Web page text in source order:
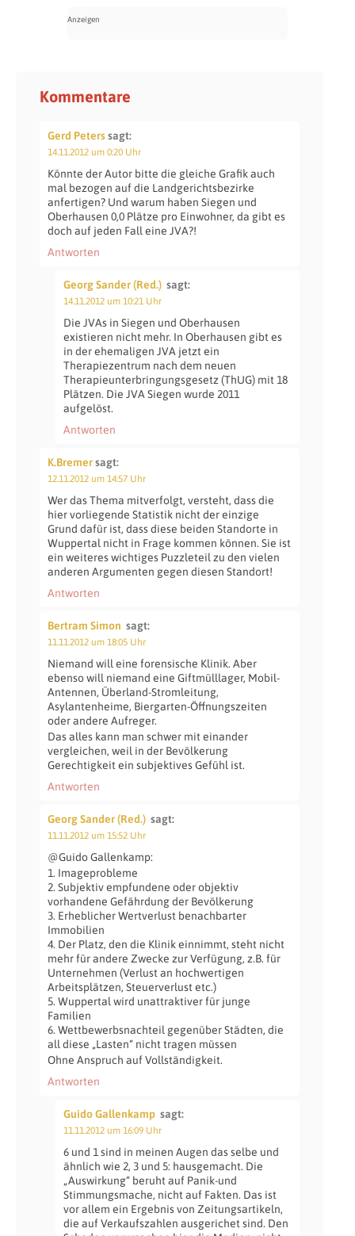
Kommentare
Gerd Peterssagt:
14.11.2012 um 0:20 Uhr
Könnte der Autor bitte die gleiche Grafik auch
mal bezogen auf die Landgerichtsbezirke
anfertigen? Und warum haben Siegen und
Oberhausen 0,0 Plätze pro Einwohner, da gibt es
doch auf jeden Fall eine JVA?!
Antworten
Georg Sander (Red.) sagt:
14.11.2012 um 10:21 Uhr
Die JVAs in Siegen und Oberhausen
existieren nicht mehr. In Oberhausen gibt es
in der ehemaligen JVA jetzt ein
Therapiezentrum nach dem neuen
Therapieunterbringungsgesetz (ThUG) mit 18
Plätzen. Die JVA Siegen wurde 2011
aufgelöst.
Antworten
K.Bremersagt:
12.11.2012 um 14:57 Uhr
Wer das Thema mitverfolgt, versteht, dass die
hier vorliegende Statistik nicht der einzige
Grund dafür ist, dass diese beiden Standorte in
Wuppertal nicht in Frage kommen können. Sie ist
ein weiteres wichtiges Puzzleteil zu den vielen
anderen Argumenten gegen diesen Standort!
Antworten
Bertram Simon sagt:
11.11.2012 um 18:05 Uhr
Niemand will eine forensische Klinik. Aber
ebenso will niemand eine Giftmülllager, Mobil-
Antennen, Überland-Stromleitung,
Asylantenheime, Biergarten-Öffnungszeiten
oder andere Aufreger.
Das alles kann man schwer mit einander
vergleichen, weil in der Bevölkerung
Gerechtigkeit ein subjektives Gefühl ist.
Antworten
Georg Sander (Red.) sagt:
11.11.2012 um 15:52 Uhr
@Guido Gallenkamp:
1. Imageprobleme
2. Subjektiv empfundene oder objektiv
vorhandene Gefährdung der Bevölkerung
3. Erheblicher Wertverlust benachbarter
Immobilien
4. Der Platz, den die Klinik einnimmt, steht nicht
mehr für andere Zwecke zur Verfügung, z.B. für
Unternehmen (Verlust an hochwertigen
Arbeitsplätzen, Steuerverlust etc.)
5. Wuppertal wird unattraktiver für junge
Familien
6. Wettbewerbsnachteil gegenüber Städten, die
all diese „Lasten“ nicht tragen müssen
Ohne Anspruch auf Vollständigkeit.
Antworten
Guido Gallenkamp sagt:
11.11.2012 um 16:09 Uhr
6 und 1 sind in meinen Augen das selbe und
ähnlich wie 2, 3 und 5: hausgemacht. Die
„Auswirkung“ beruht auf Panik-und
Stimmungsmache, nicht auf Fakten. Das ist
vor allem ein Ergebnis von Zeitungsartikeln,
die auf Verkaufszahlen ausgerichet sind. Den